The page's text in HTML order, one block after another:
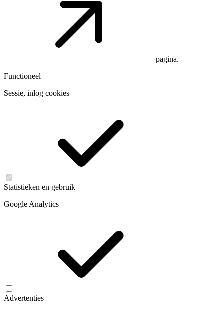
pagina.
Functioneel
Sessie, inlog cookies
Statistieken en gebruik
Google Analytics
Advertenties